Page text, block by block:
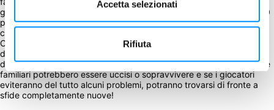
Accetta selezionati
Rifiuta
giocatori. Con nove diversi tipi di dadi, oltre 110 abilità uniche e 150
pezzi unici di equipaggiamento, le possibilità per le diverse
configurazioni dei personaggi sono infinite.
Ciò che rende Middara così avvincente è che i risultati delle
decisioni e degli incontri della storia hanno effetti di vasta portata,
determinanti sul prosieguo e sulla risoluzione dell'avventura. Amici e
familiari potrebbero essere uccisi o sopravvivere e se i giocatori
eviteranno del tutto alcuni problemi, potranno trovarsi di fronte a
sfide completamente nuove!